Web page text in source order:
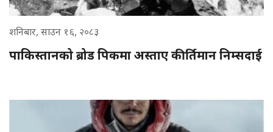
शनिबार, साउन १६, २०८३
पाकिस्तानको ब्रोड पिकमा अस्ताए कीर्तिमान निम्सदाई